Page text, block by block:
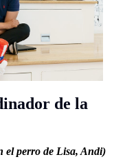
de la
el perro de Lisa, Andi)